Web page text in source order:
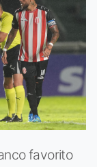
favorito